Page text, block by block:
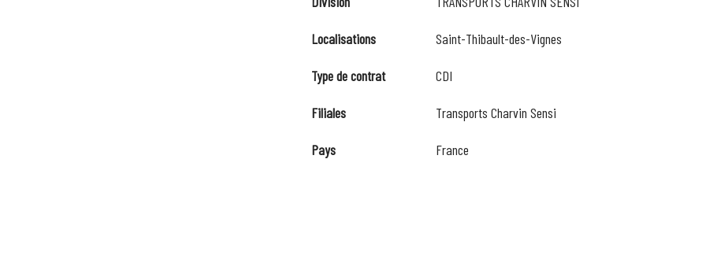
Localisations Saint-Thibault-des-Vignes
Type de contrat CDI
Filiales Transports Charvin Sensi
Pays France